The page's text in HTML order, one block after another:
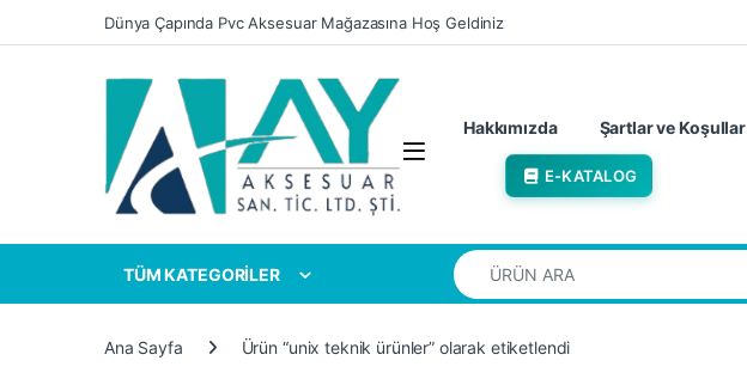
Skip to navigation
Skip to contentDünya Çapında Pvc Aksesuar Mağazasına Hoş Geldiniz
Hakkımızda Şartlar ve Koşullar
E-KATALOG
TÜM KATEGORİLER
Search for:
Ana Sayfa Ürün “unix teknik ürünler” olarak etiketlendi